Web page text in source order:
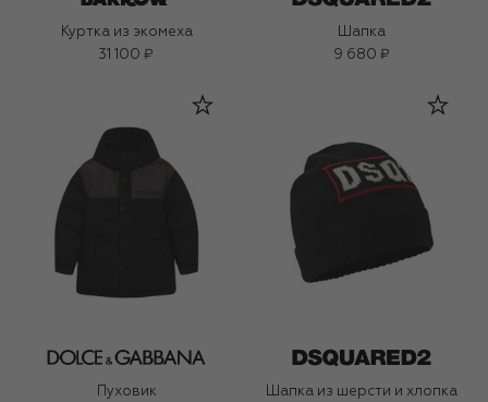
Куртка из экомеха
31 100 ₽
Шапка
9 680 ₽
Пуховик
Шапка из шерсти и хлопка